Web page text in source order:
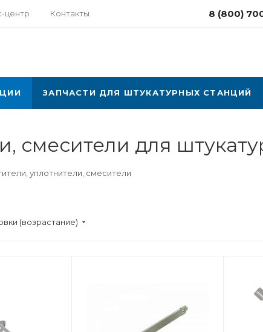
центр Контакты 8 (800)
ЗАПЧАСТИ ДЛЯ ШТУКАТУРНЫХ СТАНЦИЙ
смесители для
уплотнители, смесители
(возрастание)